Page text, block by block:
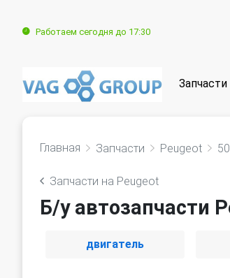
Работаем сегодня до 17:30
Запчасти
Главная Запчасти Peugeot
Запчасти на Peugeot
Б/у автозапчасти
двигатель